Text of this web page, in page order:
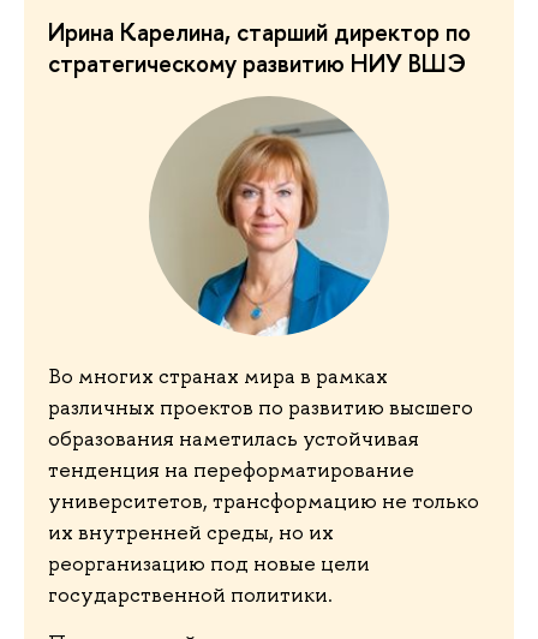
Ирина Карелина, старший директор по
стратегическому развитию НИУ ВШЭ
Во многих странах мира в рамках
различных проектов по развитию высшего
образования наметилась устойчивая
тенденция на переформатирование
университетов, трансформацию не только
их внутренней среды, но их
реорганизацию под новые цели
государственной политики.